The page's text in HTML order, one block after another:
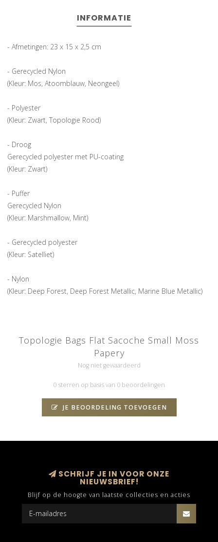
INFORMATIE
- Afmetingen: 23 x 15 x 2,5 cm
- Gerecycled Nylon
(Kleur: Mos, Atoomblauw, Neongeel)
- Polyester
(Kleur: Zwart, Topologie Rood)
- Droog
Gerecycled polyester met PU-coating
(Kleur: Zwart)
- Puffer
Gerecycled Nylon
(Kleur: Marshmallow, Mint)
- Gerecycled polyester
(Kleur: Satelliet)
- Nylon
(Kleur: Deep Forest, Deep Forest Metallic, Marine Blue Metallic)
Topologie Bags Flat Sacoche Small Moss
Papery
Nog niet gewaardeerd
0 sterren op basis van 0 beoordelingen
JE BEOORDELING TOEVOEGEN
SCHRIJF JE IN VOOR ONZE
NIEUWSBRIEF!
Blijf op de hoogte van laatste collecties en acties